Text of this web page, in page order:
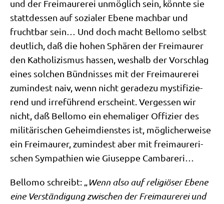
und der Frei­mau­re­rei unmög­lich sein, könn­te sie
statt­des­sen auf sozia­ler Ebe­ne mach­bar und
frucht­bar sein… Und doch macht Bel­lo­mo selbst
deut­lich, daß die hohen Sphä­ren der Frei­mau­rer
den Katho­li­zis­mus has­sen, wes­halb der Vor­schlag
eines sol­chen Bünd­nis­ses mit der Frei­mau­re­rei
zumin­dest naiv, wenn nicht gera­de­zu mysti­fi­zie­
rend und irre­füh­rend erscheint. Ver­ges­sen wir
nicht, daß Bel­lo­mo ein ehe­ma­li­ger Offi­zier des
mili­tä­ri­schen Geheim­dien­stes ist, mög­li­cher­wei­se
ein Frei­mau­rer, zumin­dest aber mit frei­mau­re­ri­
schen Sym­pa­thien wie Giu­sep­pe Cambareri…
Bel­lo­mo schreibt: „Wenn also auf reli­giö­ser Ebe­ne
eine Ver­stän­di­gung zwi­schen der Frei­mau­re­rei und